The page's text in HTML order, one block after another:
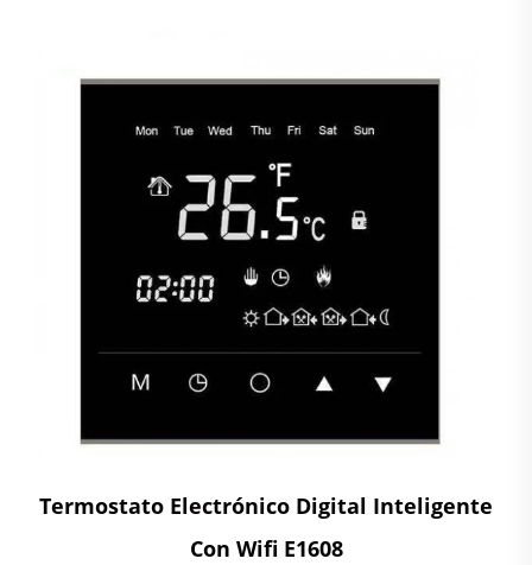
Termostato Electrónico Digital Inteligente
Con Wifi E1608